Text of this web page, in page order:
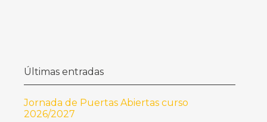
Últimas entradas
Jornada de Puertas Abiertas curso
2026/2027